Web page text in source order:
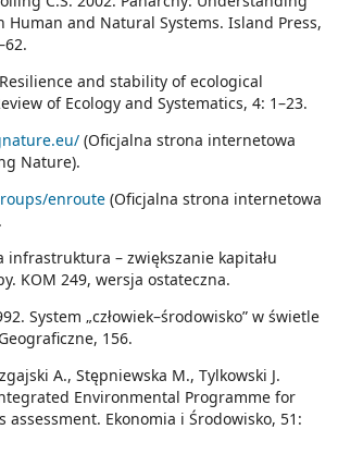
Human and Natural Systems. Island Press,
and stability of ecological
of Ecology and Systematics, 4: 1–23.
(Oficjalna strona internetowa
Nature).
enroute (Oficjalna strona internetowa
infrastruktura – zwiększanie kapitału
KOM 249, wersja ostateczna.
System „człowiek–środowisko” w świetle
156.
A., Stępniewska M., Tylkowski J.
Environmental Programme for
assessment. Ekonomia i Środowisko, 51: